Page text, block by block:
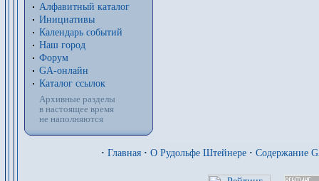
Алфавитный каталог
Инициативы
Календарь событий
Наш город
Форум
GA-онлайн
Каталог ссылок
Архивные разделы
в настоящее время
не наполняются
· Главная · О Рудольфе Штейнере · Содержание